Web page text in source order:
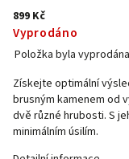
899 Kč
Vyprodáno
Položka byla
Získejte optimální
brusným kamenem od
dvě různé hrubosti. S
minimálním úsilím.